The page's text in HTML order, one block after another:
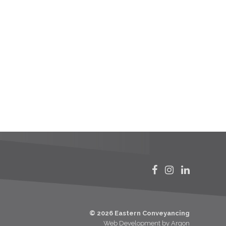
© 2026 Eastern Conveyancing
Web Development by Argon